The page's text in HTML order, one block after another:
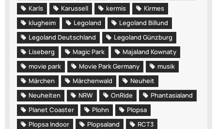
Karls
Karussell kermis
Kirmes
klugheim
Legoland
Legoland Billund
Legoland Deutschland
Legoland Günzburg
Liseberg
Magic Park
Majaland Kownaty
movie park
Movie Park Germany
musik
Märchen
Märchenwald
Neuheit
Neuheiten
NRW OnRide
Phantasialand
Planet Coaster
Plohn
Plopsa
Plopsa Indoor
Plopsaland
RCT3